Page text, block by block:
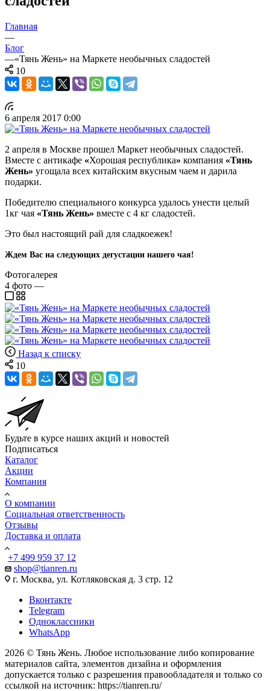
Главная
—
Блог
—«Тянь Жень» на Маркете необычных сладостей
10
6 апреля 2017 0:00
2 апреля в Москве прошел Маркет необычных сладостей.
Вместе с антикафе «Хорошая республика» компания «Тянь
Жень» угощала всех китайским вкусным чаем и дарила
подарки.
Победителю специального конкурса удалось унести целый
1кг чая «Тянь Жень» вместе с 4 кг сладостей.
Это был настоящий рай для сладкоежек!
Ждем Вас на следующих дегустации нашего чая!
Фотогалерея
4 фото —
Назад к списку
10
Будьте в курсе наших акций и новостей
Подписаться
Каталог
Акции
Компания
О компании
Социальная ответственность
Отзывы
Доставка и оплата
+7 499 959 37 12
shop@tianren.ru
г. Москва, ул. Котляковская д. 3 стр. 12
Вконтакте
Telegram
Одноклассники
WhatsApp
2026 © Тянь Жень. Любое использование либо копирование
материалов сайта, элементов дизайна и оформления
допускается только с разрешения правообладателя и только со
ссылкой на источник: https://tianren.ru/